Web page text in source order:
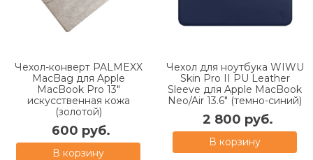
Чехол-конверт PALMEXX
MacBag для Apple
MacBook Pro 13"
искусственная кожа
(золотой)
600 руб.
В корзину
Чехол для ноутбука WIWU
Skin Pro II PU Leather
Sleeve для Apple MacBook
Neo/Air 13.6" (темно-синий)
2 800 руб.
В корзину